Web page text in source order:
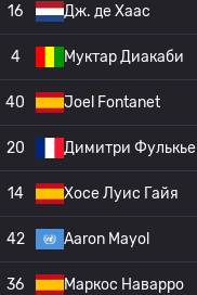
16 Дж. де Хаас
4 Муктар Диакаби
40 Joel Fontanet
20 Димитри Фулькье
14 Хосе Луис Гайя
42 Aaron Mayol
36 Маркос Наварро